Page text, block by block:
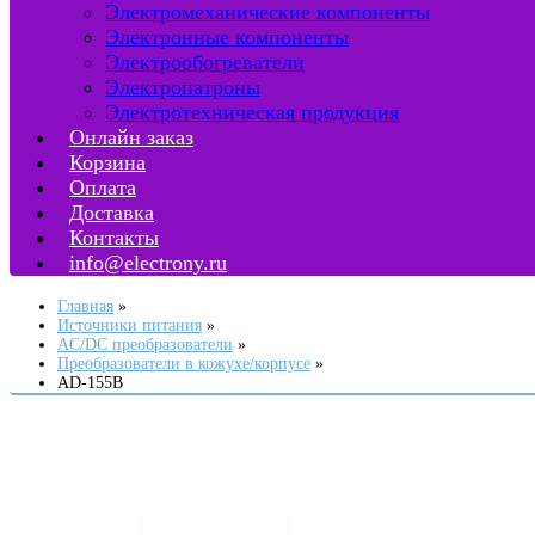
Электромеханические компоненты
Электронные компоненты
Электрообогреватели
Электропатроны
Электротехническая продукция
Онлайн заказ
Корзина
Оплата
Доставка
Контакты
info@electrony.ru
Главная
Источники питания
AC/DC преобразователи
Преобразователи в кожухе/корпусе
AD-155B